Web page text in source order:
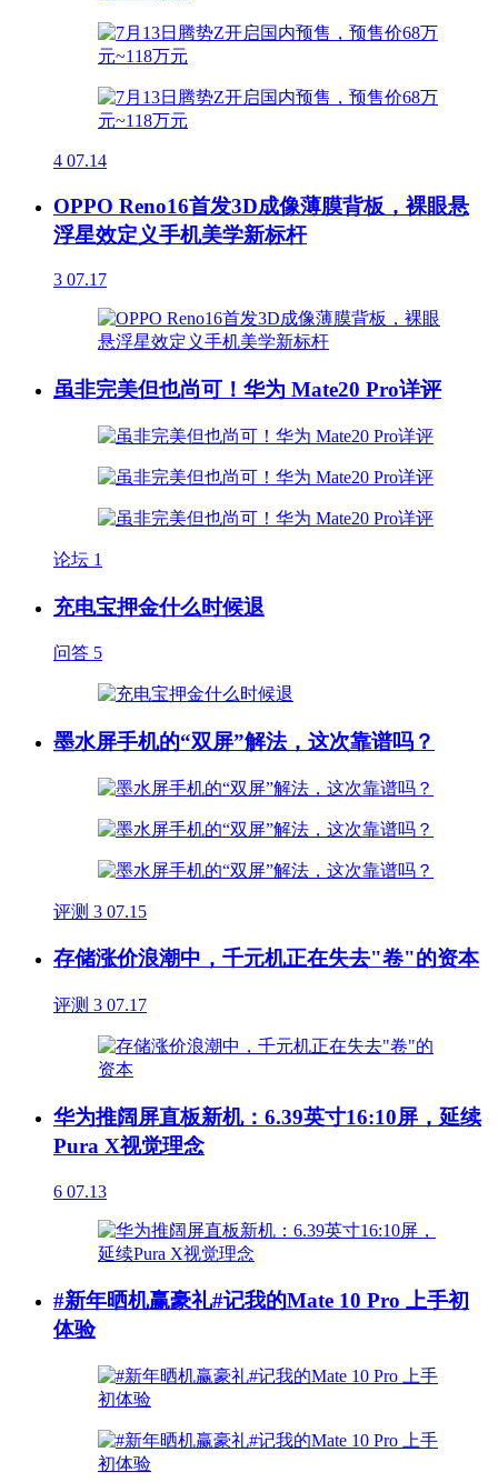
4 07.14
OPPO Reno16首发3D成像薄膜背板，裸眼悬
浮星效定义手机美学新标杆
3 07.17
虽非完美但也尚可！华为 Mate20 Pro详评
论坛 1
充电宝押金什么时候退
问答 5
墨水屏手机的“双屏”解法，这次靠谱吗？
评测 3 07.15
存储涨价浪潮中，千元机正在失去"卷"的资本
评测 3 07.17
华为推阔屏直板新机：6.39英寸16:10屏，延续
Pura X视觉理念
6 07.13
#新年晒机赢豪礼#记我的Mate 10 Pro 上手初
体验